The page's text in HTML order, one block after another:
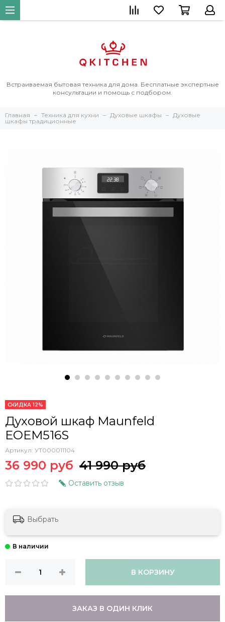
Встраиваемая бытовая техника для дома. Бесплатные экспертные
консультации и помощь с подбором.
Главная Техника для кухни Духовые шкафы
Духовые
шкафы традиционные
СКИДКА 12%
Духовой шкаф Maunfeld
EOEM516S
Артикул: УТ000011104
36 990 руб 41 990 руб
Оставить отзыв
Выбрать
В КОРЗИНУ
ЗАКАЗ В ОДИН КЛИК